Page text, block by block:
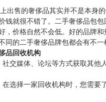
出售的奢侈品其实并不是本身
就很不错了。二手奢侈品包
价格自然不会低。好的品牌
的二手奢侈品牌包都会有不
品回收机构
交媒体、论坛等方式获取其他
选择一家回收机构时，您需要